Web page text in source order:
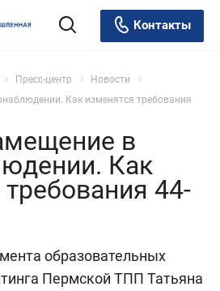
Контакты
Пресс-центр
Новости
Как изменятся требования
в
Как
44-
образовательных
Пермской ТПП Татьяна